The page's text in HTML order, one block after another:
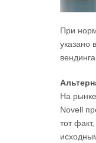
При
указано
На
Novell
тот